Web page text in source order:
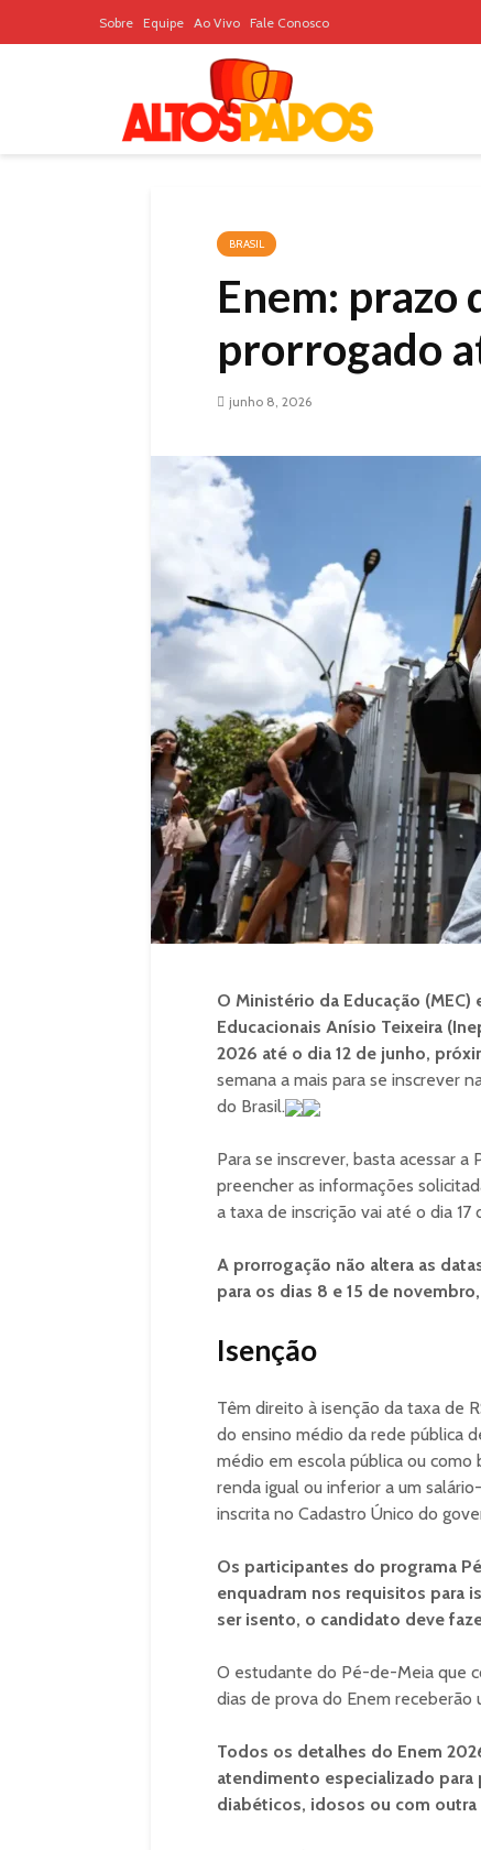
Sobre Equipe Ao Vivo Fale Conosco
BRASIL
Enem: prazo
prorrogado
junho 8, 2026
O Ministério da Educação
Educacionais Anísio Teixeira
2026 até o dia 12 de junho,
semana a mais para se inscrever
do Brasil.
Para se inscrever, basta acessar
preencher as informações
a taxa de inscrição vai até o dia 17
A prorrogação não altera as
para os dias 8 e 15 de
Isenção
Têm direito à isenção da taxa de
do ensino médio da rede pública
médio em escola pública ou como
renda igual ou inferior a um
inscrita no Cadastro Único do
Os participantes do programa
enquadram nos requisitos para
ser isento, o candidato deve
O estudante do Pé-de-Meia que
dias de prova do Enem
Todos os detalhes do Enem
atendimento especializado
diabéticos, idosos ou com